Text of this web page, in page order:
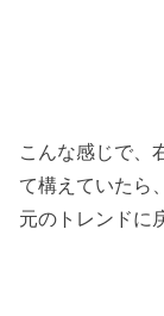
こんな感じで、
て構えていたら
元のトレンドに